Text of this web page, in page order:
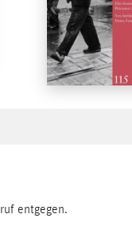
entgegen.